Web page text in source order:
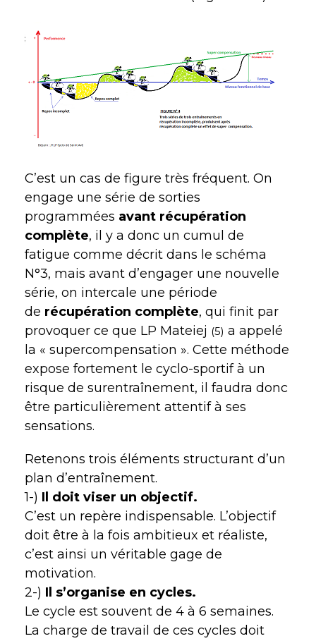
C’est un cas de figure très fréquent. On
engage une série de sorties
programmées avant récupération
complète, il y a donc un cumul de
fatigue comme décrit dans le schéma
N°3, mais avant d’engager une nouvelle
série, on intercale une période
de récupération complète, qui finit par
provoquer ce que LP Mateiej (5) a appelé
la « supercompensation ». Cette méthode
expose fortement le cyclo-sportif à un
risque de surentraînement, il faudra donc
être particulièrement attentif à ses
sensations.
Retenons trois éléments structurant d’un
plan d’entraînement.
1-) Il doit viser un objectif.
C’est un repère indispensable. L’objectif
doit être à la fois ambitieux et réaliste,
c’est ainsi un véritable gage de
motivation.
2-) Il s’organise en cycles.
Le cycle est souvent de 4 à 6 semaines.
La charge de travail de ces cycles doit